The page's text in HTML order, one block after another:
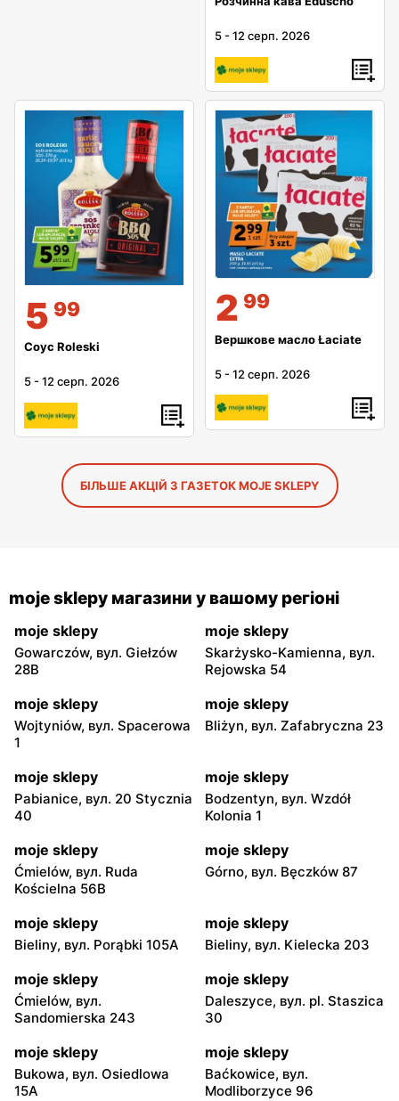
5 -12 серп. 2026
5 99
Соус Roleski
5 -12 серп. 2026
2 99
Вершкове масло Łaciate
5 -12 серп. 2026
БІЛЬШЕ АКЦІЙ З ГАЗЕТОК MOJE SKLEPY
moje sklepy магазини у вашому регіоні
moje sklepy
Gowarczów, вул. Giełzów
28B
moje sklepy
Skarżysko-Kamienna, вул.
Rejowska 54
moje sklepy
Wojtyniów, вул. Spacerowa
1
moje sklepy
Bliżyn, вул. Zafabryczna 23
moje sklepy
Pabianice, вул. 20 Stycznia
40
moje sklepy
Bodzentyn, вул. Wzdół
Kolonia 1
moje sklepy
Ćmielów, вул. Ruda
Kościelna 56B
moje sklepy
Górno, вул. Bęczków 87
moje sklepy
Bieliny, вул. Porąbki 105A
moje sklepy
Bieliny, вул. Kielecka 203
moje sklepy
Ćmielów, вул.
Sandomierska 243
moje sklepy
Daleszyce, вул. pl. Staszica
30
moje sklepy
Bukowa, вул. Osiedlowa
15A
moje sklepy
Baćkowice, вул.
Modliborzyce 96